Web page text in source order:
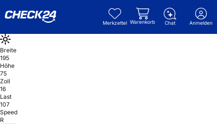
Merkzettel Warenkorb Chat Anmelden
Breite
195
Höhe
75
Zoll
16
Last
107
Speed
R